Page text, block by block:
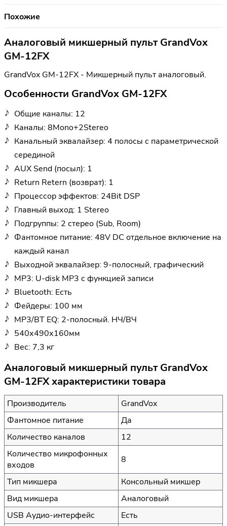
Похожие
Аналоговый микшерный пульт GrandVox
GM-12FX
GrandVox GM-12FX - Микшерный пульт аналоговый.
Особенности GrandVox GM-12FX
Общие каналы: 12
Каналы: 8Mono+2Stereo
Канальный эквалайзер: 4 полосы с параметрической
серединой
AUX Send (посыл): 1
Return Retern (возврат): 1
Процессор эффектов: 24Bit DSP
Главный выход: 1 Stereo
Подгруппы: 2 стерео (Sub, Room)
Фантомное питание: 48V DC отдельное включение на
каждый канал
Выходной эквалайзер: 9-полосный, графический
MP3: U-disk MP3 с функцией записи
Bluetooth: Есть
Фейдеры: 100 мм
MP3/BT EQ: 2-полосный. НЧ/ВЧ
540х490х160мм
Вес: 7,3 кг
Аналоговый микшерный пульт GrandVox
GM-12FX характеристики товара
Производитель
GrandVox
Фантомное питание
Да
Количество каналов
12
Количество микрофонных
входов
8
Тип микшера
Консольный микшер
Вид микшера
Аналоговый
USB Аудио-интерфейс
Есть